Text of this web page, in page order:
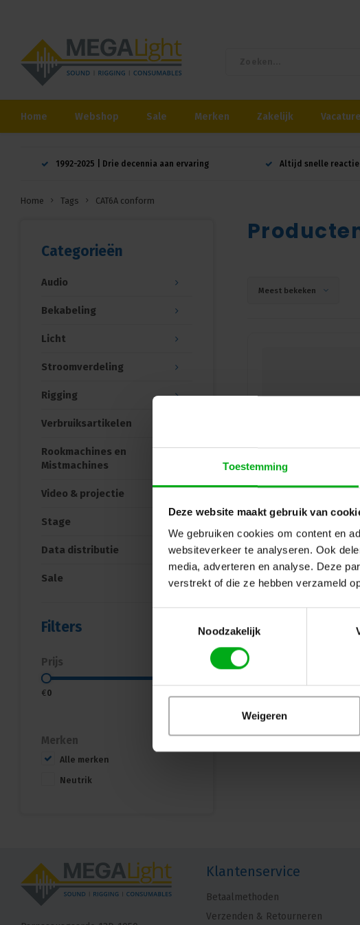
Toestemming
Deze website maakt gebruik van
We gebruiken cookies om content en
websiteverkeer te analyseren. Ook
media, adverteren en analyse. Deze
verstrekt of die ze hebben verzameld
Noodzakelijk
Weigeren
Home Webshop Sale Merken Zakelijk
1992-2025 | Drie decennia aan ervaring Altijd snelle reactie
Home Tags CAT6A conform
Categorieën
Audio
Bekabeling
Licht
Stroomverdeling
Rigging
Verbruiksartikelen
Rookmachines en
Mistmachines
Video & projectie
Stage
Data distributie
Sale
Filters
Prijs
€0
Merken
Alle merken
Neutrik
Meest bekeken
Klantenservice
Betaalmethoden
Verzenden & Retourneren